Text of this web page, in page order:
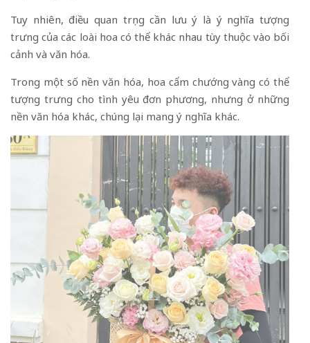
Tuy nhiên, điều quan trọng cần lưu ý là ý nghĩa tượng
trưng của các loài hoa có thể khác nhau tùy thuộc vào bối
cảnh và văn hóa.
Trong một số nền văn hóa, hoa cẩm chướng vàng có thể
tượng trưng cho tình yêu đơn phương, nhưng ở những
nền văn hóa khác, chúng lại mang ý nghĩa khác.